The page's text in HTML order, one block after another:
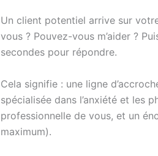
Un client potentiel arrive sur
vous ? Pouvez-vous m’aider ?
secondes pour répondre.
Cela signifie : une ligne
spécialisée dans l’anxiété et les
professionnelle de vous, et un
maximum).